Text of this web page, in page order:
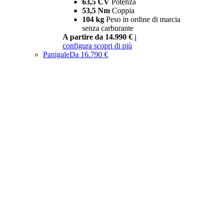
63,5 CV Potenza
53,5 Nm Coppia
104 kg Peso in ordine di marcia
senza carburante
A partire da 14.990 € i
configura scopri di più
PanigaleDa 16.790 €